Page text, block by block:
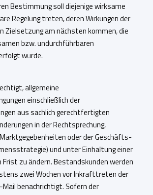
Bestimmung soll diejenige wirksame
Regelung treten, deren Wirkungen der
Zielsetzung am nächsten kommen, die
bzw. undurchführbaren
wurde.
allgemeine
einschließlich der
aus sachlich gerechtfertigten
in der Rechtsprechung,
oder der Geschäfts-
und unter Einhaltung einer
zu ändern. Bestandskunden werden
zwei Wochen vor Inkrafttreten der
Mail benachrichtigt. Sofern der